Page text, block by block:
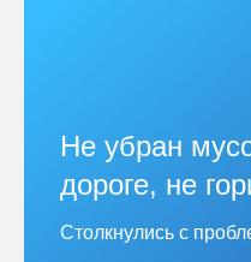
Не убран
дороге, не
Столкнулись с